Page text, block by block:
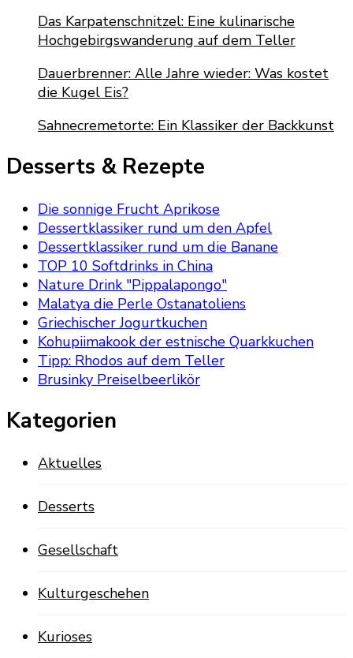
Das Karpatenschnitzel: Eine kulinarische
Hochgebirgswanderung auf dem Teller
Dauerbrenner: Alle Jahre wieder: Was kostet
die Kugel Eis?
Sahnecremetorte: Ein Klassiker der Backkunst
Desserts & Rezepte
Die sonnige Frucht Aprikose
Dessertklassiker rund um den Apfel
Dessertklassiker rund um die Banane
TOP 10 Softdrinks in China
Nature Drink "Pippalapongo"
Malatya die Perle Ostanatoliens
Griechischer Jogurtkuchen
Kohupiimakook der estnische Quarkkuchen
Tipp: Rhodos auf dem Teller
Brusinky Preiselbeerlikör
Kategorien
Aktuelles
Desserts
Gesellschaft
Kulturgeschehen
Kurioses